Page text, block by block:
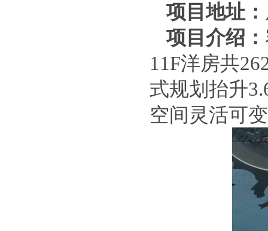
项目地址：
项目介绍：
11F洋房共
式规划抬升
空间灵活可